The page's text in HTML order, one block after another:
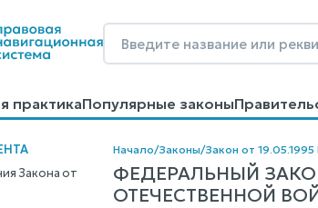
практикаПопулярные законы
материалыОбразцы договоров
Закона от
Начало/Законы/Закон от
ФЕДЕРАЛЬНЫЙ
ОТЕЧЕСТВЕННОЙ